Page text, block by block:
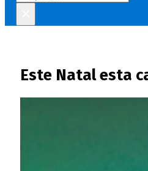
Este Natal esta